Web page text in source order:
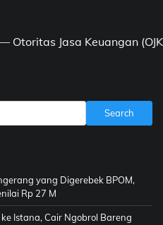
Otoritas Jasa Keuangan
Search
yang Digerebek BPOM,
Rp 27 M
ke Istana, Cair Ngobrol Bareng